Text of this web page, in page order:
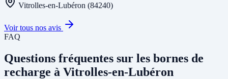
Vitrolles-en-Lubéron (84240)
Voir tous nos avis
FAQ
Questions fréquentes sur les bornes de
recharge à Vitrolles-en-Lubéron